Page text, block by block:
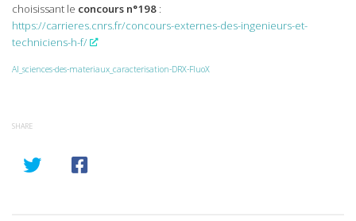
choisissant le concours n°198 :
https://carrieres.cnrs.fr/concours-externes-des-ingenieurs-et-
techniciens-h-f/
AI_sciences-des-materiaux_caracterisation-DRX-FluoX
SHARE